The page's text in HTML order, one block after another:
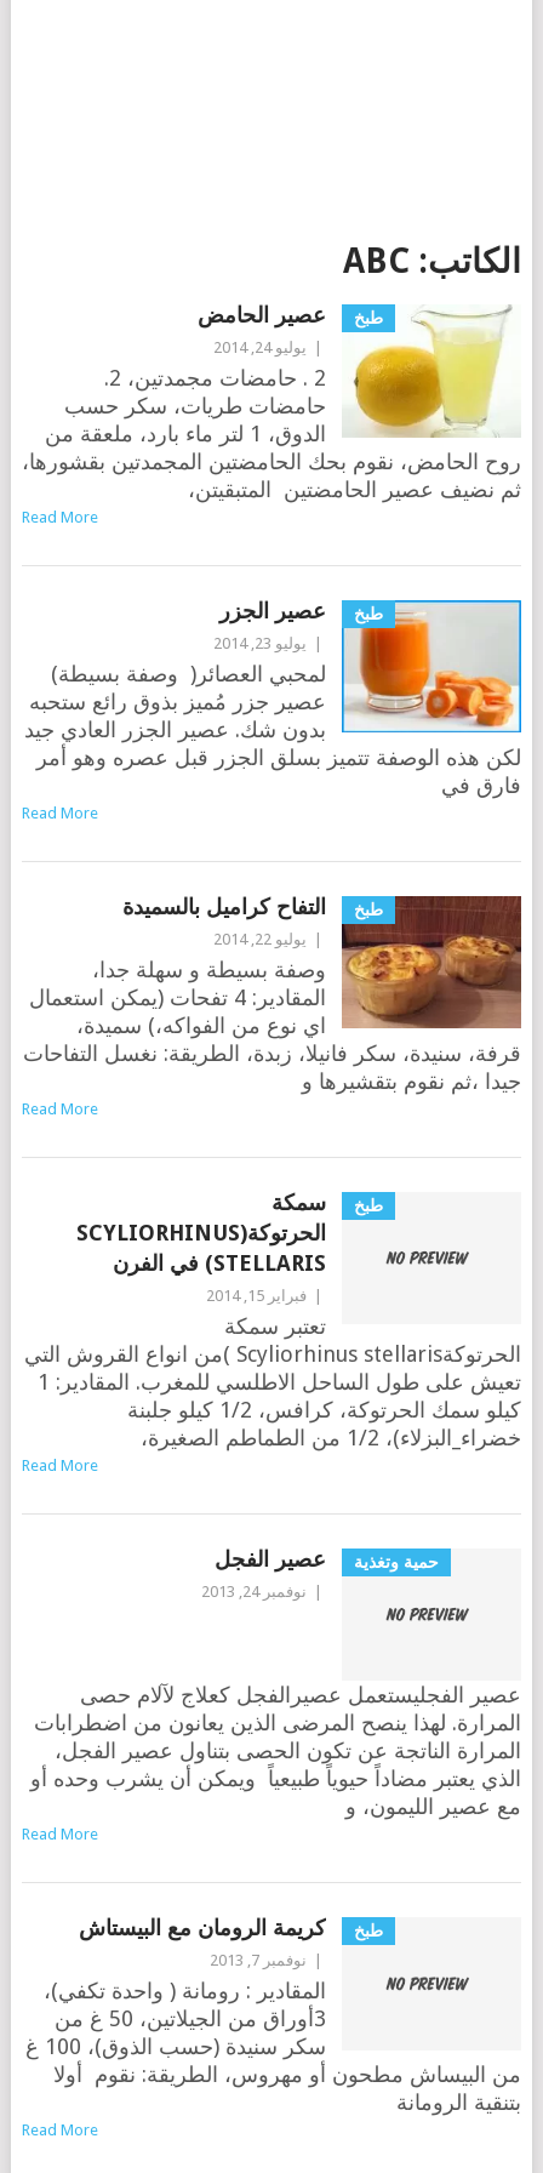
الكاتب: ABC
طبخ عصير الحامض
يوليو 24, 2014
2 . حامضات مجمدتين، 2.
حامضات طريات، سكر حسب
الدوق، 1 لتر ماء بارد، ملعقة من
روح الحامض، نقوم بحك الحامضتين المجمدتين بقشورها،
ثم نضيف عصير الحامضتين المتبقيتن،
Read More
طبخ عصير الجزر
يوليو 23, 2014
لمحبي العصائر( وصفة بسيطة)
عصير جزر مُميز بذوق رائع ستحبه
بدون شك. عصير الجزر العادي جيد
لكن هذه الوصفة تتميز بسلق الجزر قبل عصره وهو أمر
فارق في
Read More
طبخ التفاح كراميل بالسميدة
يوليو 22, 2014
وصفة بسيطة و سهلة جدا،
المقادير: 4 تفحات (يمكن استعمال
اي نوع من الفواكه،) سميدة،
قرفة، سنيدة، سكر فانيلا، زبدة، الطريقة: نغسل التفاحات
جيدا ،ثم نقوم بتقشيرها و
Read More
طبخ
سمكة
الحرتوكة(SCYLIORHINUS
STELLARIS) في الفرن
فبراير 15, 2014
تعتبر سمكة
الحرتوكةScyliorhinus stellaris )من انواع القروش التي
تعيش على طول الساحل الاطلسي للمغرب. المقادير: 1
كيلو سمك الحرتوكة، كرافس، 1/2 كيلو جلبنة
خضراء_البزلاء)، 1/2 من الطماطم الصغيرة،
Read More
حمية وتغذية عصير الفجل
نوفمبر 24, 2013
عصير الفجليستعمل عصيرالفجل كعلاج لآلام حصى
المرارة. لهذا ينصح المرضى الذين يعانون من اضطرابات
المرارة الناتجة عن تكون الحصى بتناول عصير الفجل،
الذي يعتبر مضاداً حيوياً طبيعياً ويمكن أن يشرب وحده أو
مع عصير الليمون، و
Read More
طبخ كريمة الرومان مع البيستاش
نوفمبر 7, 2013
المقادير : رومانة ( واحدة تكفي)،
3أوراق من الجيلاتين، 50 غ من
سكر سنيدة (حسب الذوق)، 100 غ
من البيساش مطحون أو مهروس، الطريقة: نقوم أولا
بتنقية الرومانة
Read More